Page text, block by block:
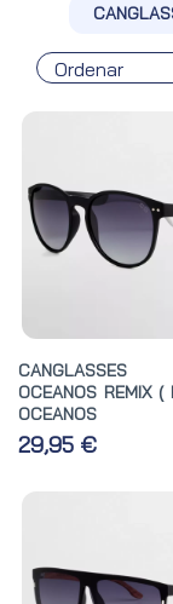
OCEANOS REMIX ( ROCAS ) -
OCEANOS
29,95 €